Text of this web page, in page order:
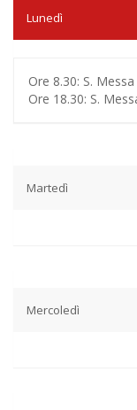
Lunedì
Ore 8.30: S.
Ore 18.30: S.
Martedì
Mercoledì